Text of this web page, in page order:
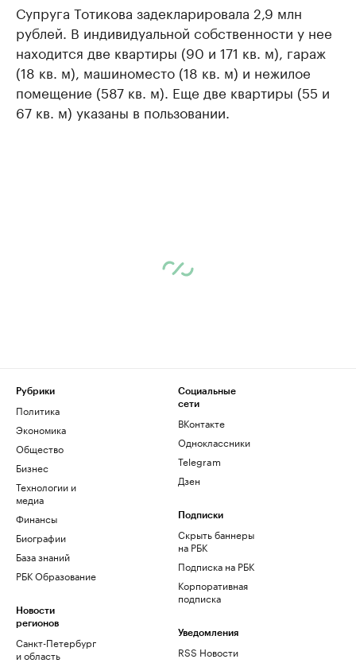
Супруга Тотикова задекларировала 2,9 млн
рублей. В индивидуальной собственности у нее
находится две квартиры (90 и 171 кв. м), гараж
(18 кв. м), машиноместо (18 кв. м) и нежилое
помещение (587 кв. м). Еще две квартиры (55 и
67 кв. м) указаны в пользовании.
Рубрики
Политика
Экономика
Общество
Бизнес
Технологии и
медиа
Финансы
Биографии
База знаний
РБК Образование
Новости
регионов
Санкт-Петербург
и область
Социальные
сети
ВКонтакте
Одноклассники
Telegram
Дзен
Подписки
Скрыть баннеры
на РБК
Подписка на РБК
Корпоративная
подписка
Уведомления
RSS Новости